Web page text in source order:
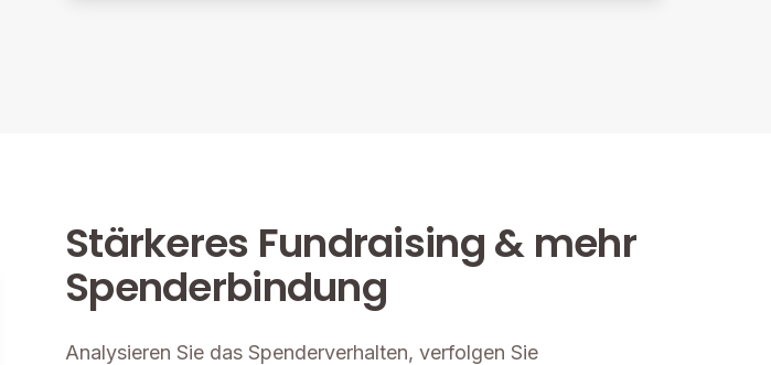
Stärkeres Fundraising & mehr
Spenderbindung
Analysieren Sie das Spenderverhalten, verfolgen Sie